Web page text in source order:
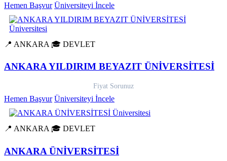
Hemen Başvur Üniversiteyi İncele
📍 ANKARA 🎓 DEVLET
ANKARA YILDIRIM BEYAZIT ÜNİVERSİTESİ
Fiyat Sorunuz
Hemen Başvur Üniversiteyi İncele
📍 ANKARA 🎓 DEVLET
ANKARA ÜNİVERSİTESİ